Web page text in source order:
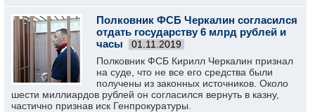
Полковник ФСБ Черкалин согласился
отдать государству 6 млрд рублей и
часы
01.11.2019
Полковник ФСБ Кирилл Черкалин признал
на суде, что не все его средства были
получены из законных источников. Около
шести миллиардов рублей он согласился вернуть в казну,
частично признав иск Генпрокуратуры.